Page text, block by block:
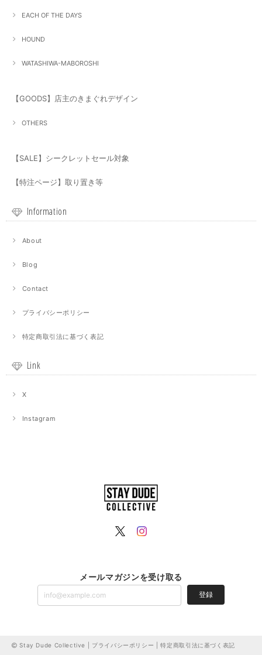
EACH OF THE DAYS
HOUND
WATASHIWA-MABOROSHI
【GOODS】店主のきまぐれデザイン
OTHERS
【SALE】シークレットセール対象
【特注ページ】取り置き等
Information
About
Blog
Contact
プライバシーポリシー
特定商取引法に基づく表記
Link
X
Instagram
メールマガジンを受け取る
登録
Stay Dude Collective | プライバシーポリシー |特定商取引法に基づく表記